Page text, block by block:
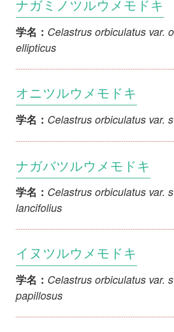
学名：Celastrus orbiculatus var.
ナガバツルウメモドキ
学名：Celastrus orbiculatus var.
イヌツルウメモドキ
学名：Celastrus orbiculatus var.
テリハツルウメモドキ
オオツルウメモドキ
学名： Celastrus stephanotifolius
ニシキギ